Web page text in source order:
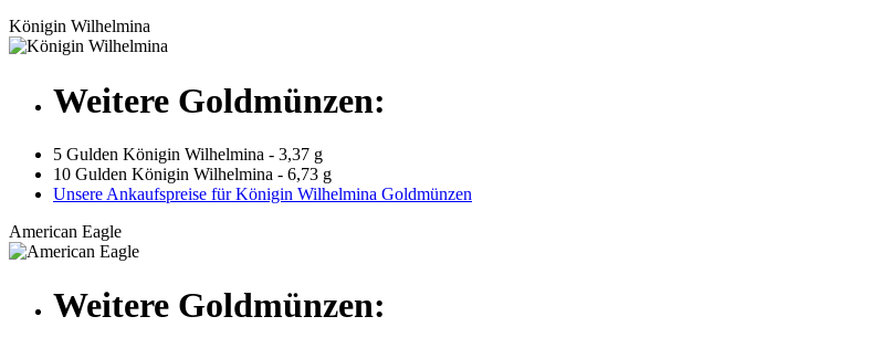
Königin Wilhelmina
Weitere Goldmünzen:
5 Gulden Königin Wilhelmina - 3,37 g
10 Gulden Königin Wilhelmina - 6,73 g
Unsere Ankaufspreise für Königin Wilhelmina Goldmünzen
American Eagle
Weitere Goldmünzen: